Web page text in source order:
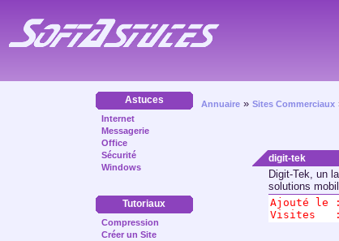
Astuces
Internet
Messagerie
Office
Sécurité
Windows
Tutoriaux
Compression
Créer un Site
Annuaire» Sites Commerciaux
digit-tek
Digit-Tek, un
solutions
Ajouté le
Visites   :